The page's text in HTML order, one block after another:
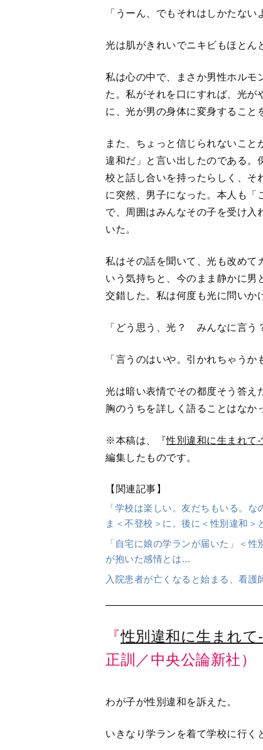
「うーん、でもそれはしかたない
光は肌がきれいでニキビもほとん
私は心の中で、まさか男性ホルモ
た。私がそれを口にすれば、光が
に、光が男の身体に変身すること
また、ちょっと信じられないこと
違和だ」と言い出したのである。
校と話し合いを持ったらしく、そ
に突然、男子になった。本人も「
で、周囲はみんなその子を受け入
いた。
私はその話を聞いて、光も改めて
いう気持ちと、今のまま静かに男
交錯した。私は何度も光に問いか
「どう思う、光？ みんなに言う
「言うのはいや。引かれちゃうか
光は暗い表情でその都度そう答え
胸のうちを詳しく語ることはなか
※本稿は、『性別違和に生まれて
編集したものです。
【関連記事】
「学校は楽しい。友だちもいる。
ま＜不登校＞に。後に＜性別違和
「自宅に娘の学ランが届いた」＜
が抱いた感情とは…
入院患者が亡くなると始まる、看
『性別違和に生まれ
正訓／中央公論新社）
わが子が性別違和を訴えた。
いきなり学ランを着て学校に行く